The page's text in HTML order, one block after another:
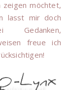
möchtet,
lasst mir doch
freue ich